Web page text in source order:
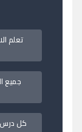
تعلم
جميع
كل درس فيه 5 اختبارات تفاعلية